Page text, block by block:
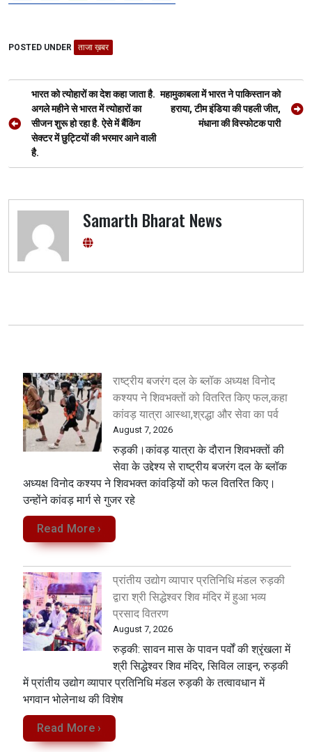
a
b
o
o
k
wi
tt
er
h
at
s
A
p
p
el
a
m
es
g
er
h
POSTED UNDER ताजा ख़बर
Post
navigation
भारत को त्योहारों का देश कहा जाता है.
अगले महीने से भारत में त्योहारों का
सीजन शुरू हो रहा है. ऐसे में बैंकिंग
सेक्टर में छुट्टियों की भरमार आने वाली
है.
महामुकाबला में भारत ने पाकिस्तान को
हराया, टीम इंडिया की पहली जीत,
मंधाना की विस्फोटक पारी
Samarth Bharat News
राष्ट्रीय बजरंग दल के ब्लॉक अध्यक्ष विनोद
कश्यप ने शिवभक्तों को वितरित किए फल,कहा
कांवड़ यात्रा आस्था,श्रद्धा और सेवा का पर्व
August 7, 2026
रुड़की।कांवड़ यात्रा के दौरान शिवभक्तों की
सेवा के उद्देश्य से राष्ट्रीय बजरंग दल के ब्लॉक
अध्यक्ष विनोद कश्यप ने शिवभक्त कांवड़ियों को फल वितरित किए।
उन्होंने कांवड़ मार्ग से गुजर रहे
Read More ›
प्रांतीय उद्योग व्यापार प्रतिनिधि मंडल रुड़की
द्वारा श्री सिद्धेश्वर शिव मंदिर में हुआ भव्य
प्रसाद वितरण
August 7, 2026
​रुड़की: सावन मास के पावन पर्वों की श्रृंखला में
श्री सिद्धेश्वर शिव मंदिर, सिविल लाइन, रुड़की
में प्रांतीय उद्योग व्यापार प्रतिनिधि मंडल रुड़की के तत्वावधान में
भगवान भोलेनाथ की विशेष
Read More ›